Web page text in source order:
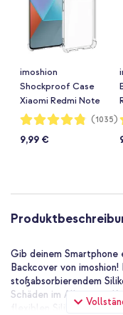
imoshion
Shockproof Case
Xiaomi Redmi Note
13 Pro (5G) / Poco
Bewertung:
96%
(1035)
9,99 €
Gib deinem Smartphone
Backcover von
stoßabsorbierendem
Schäden im Alltag wie
flexiblen